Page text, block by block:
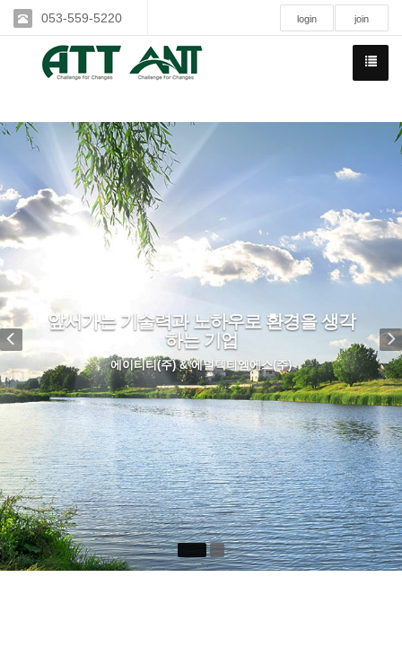
053-559-5220 login join
앞서가는 기술력과 노하우로 환경을 생각
하는 기업
에이티티(주) & 에널텍티엠에스(주)
Previous